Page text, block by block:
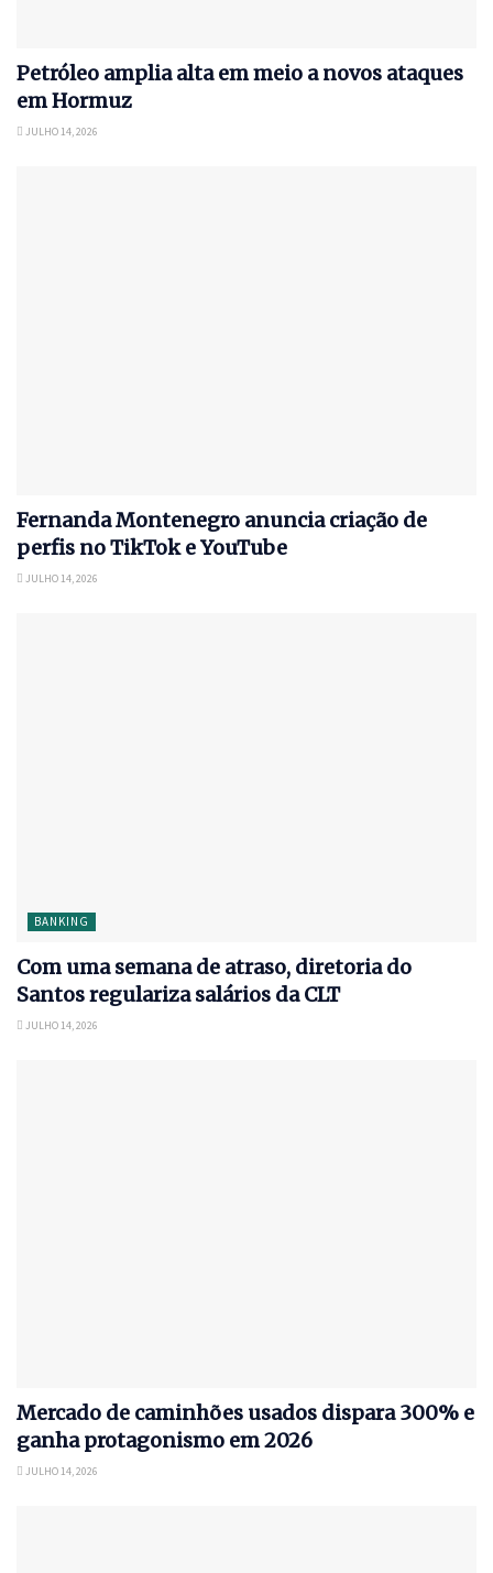
Petróleo amplia alta em meio a novos ataques
em Hormuz
JULHO 14, 2026
Fernanda Montenegro anuncia criação de
perfis no TikTok e YouTube
JULHO 14, 2026
BANKING
Com uma semana de atraso, diretoria do
Santos regulariza salários da CLT
JULHO 14, 2026
Mercado de caminhões usados dispara 300% e
ganha protagonismo em 2026
JULHO 14, 2026